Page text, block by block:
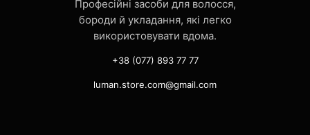
Професійні засоби для волосся,
бороди й укладання, які легко
використовувати вдома.
+38 (077) 893 77 77
luman.store.com@gmail.com